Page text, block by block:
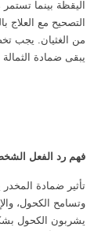
اليقظة بينما
التصحيح مع العلاج
من الغثيان. يجب
يبقى ضمادة
فهم رد الفعل
تأثير ضمادة
وتسامح الكحول،
يشربون الكحول